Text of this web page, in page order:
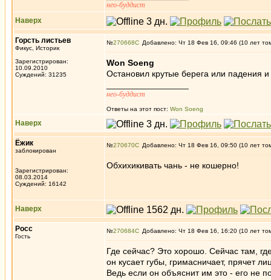
нео-буддист
Наверх
Горсть листьев
Фикус, Историк
Зарегистрирован:
10.09.2010
Суждений: 31235
№270668 Добавлено: Чт 18 Фев 16, 09:46 (10 лет
Won Soeng
Остановил крутые берега или падения
нео-буддист
Ответы на этот пост: Won Soeng
Наверх
Ёжик
заблокирован
Зарегистрирован:
08.03.2014
Суждений: 16142
№270670 Добавлено: Чт 18 Фев 16, 09:50 (10 лет
Обхихикивать чань - не кошерно!
Наверх
Росс
Гость
№270684 Добавлено: Чт 18 Фев 16, 16:20 (10 лет
Где сейчас? Это хорошо. Сейчас там,
он кусает губы, гримасничает, прячет
Ведь если он объяснит им это - его не